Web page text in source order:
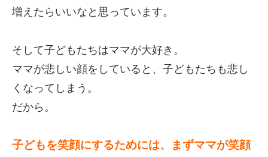
増えたらいいなと思っています。
そして子どもたちはママが大好き。
ママが悲しい顔をしていると、子どもたちも悲し
くなってしまう。
だから。
子どもを笑顔にするためには、まずママが笑顔